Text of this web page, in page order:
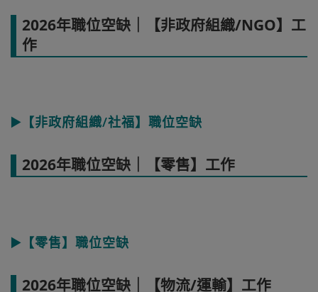
2026年職位空缺｜【非政府組織/NGO】工
作
▶️【非政府組織/社福】職位空缺
2026年職位空缺｜【零售】工作
▶️【零售】職位空缺
2026年職位空缺｜【物流/運輸】工作